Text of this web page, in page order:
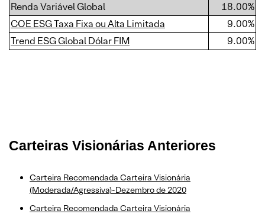
Renda Variável Global
18.00%
COE ESG Taxa Fixa ou Alta Limitada
9.00%
Trend ESG Global Dólar FIM
9.00%
Carteiras Visionárias Anteriores
Carteira Recomendada Carteira Visionária
(Moderada/Agressiva)-Dezembro de 2020
Carteira Recomendada Carteira Visionária